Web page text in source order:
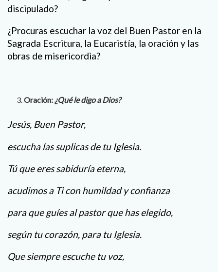
discipulado?
¿Procuras escuchar la voz del Buen Pastor en la
Sagrada Escritura, la Eucaristía, la oración y las
obras de misericordia?
Oración: ¿Qué le digo a Dios?
Jesús, Buen Pastor,
escucha las suplicas de tu Iglesia.
Tú que eres sabiduría eterna,
acudimos a Ti con humildad y confianza
para que guíes al pastor que has elegido,
según tu corazón, para tu Iglesia.
Que siempre escuche tu voz,